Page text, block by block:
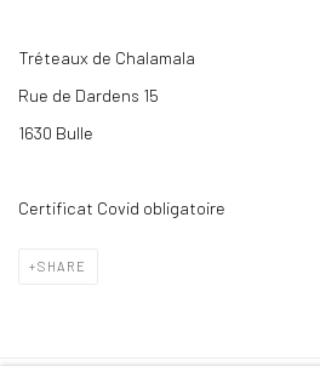
Tréteaux de Chalamala
Rue de Dardens 15
1630 Bulle
Certificat Covid obligatoire
SHARE